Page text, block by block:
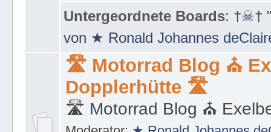
Untergeordnete Boards: †☠†
von ★ Ronald Johannes
🛣 Motorrad Blog ⛪
Dopplerhütte 🛣
🛣 Motorrad Blog ⛪